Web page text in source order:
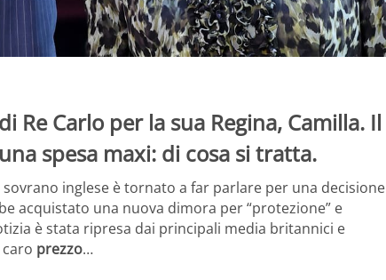
Carlo per la sua Regina, Camilla. Il
spesa maxi: di cosa si tratta.
sovrano inglese è tornato a far parlare per una decisione
acquistato una nuova dimora per “protezione” e
è stata ripresa dai principali media britannici e
caro prezzo…